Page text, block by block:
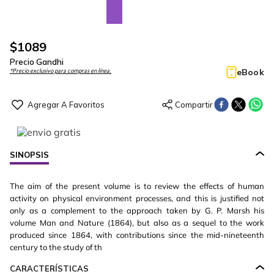
$1089
Precio Gandhi
*Precio exclusivo para compras en línea. eBook
SINOPSIS
The aim of the present volume is to review the effects of human
activity on physical environment processes, and this is justified not
only as a complement to the approach taken by G. P. Marsh his
volume Man and Nature (1864), but also as a sequel to the work
produced since 1864, with contributions since the mid-nineteenth
century to the study of th
CARACTERÍSTICAS